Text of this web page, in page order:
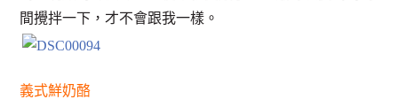
間攪拌一下，才不會跟我一樣。
義式鮮奶酪